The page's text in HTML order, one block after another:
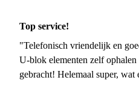
Top service!
"Telefonisch vriendelijk en
U-blok elementen zelf
gebracht! Helemaal super,